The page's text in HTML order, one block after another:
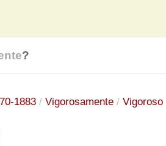
?
1883 / Vigorosamente / Vigoroso